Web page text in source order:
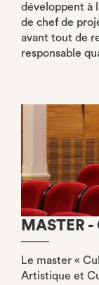
développent à
de chef de
avant tout de
responsable
MASTER
Le master «
Artistique et